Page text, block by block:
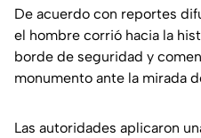
De acuerdo con reportes
el hombre corrió hacia la
borde de seguridad y
monumento ante la mirada
Las autoridades aplicaron